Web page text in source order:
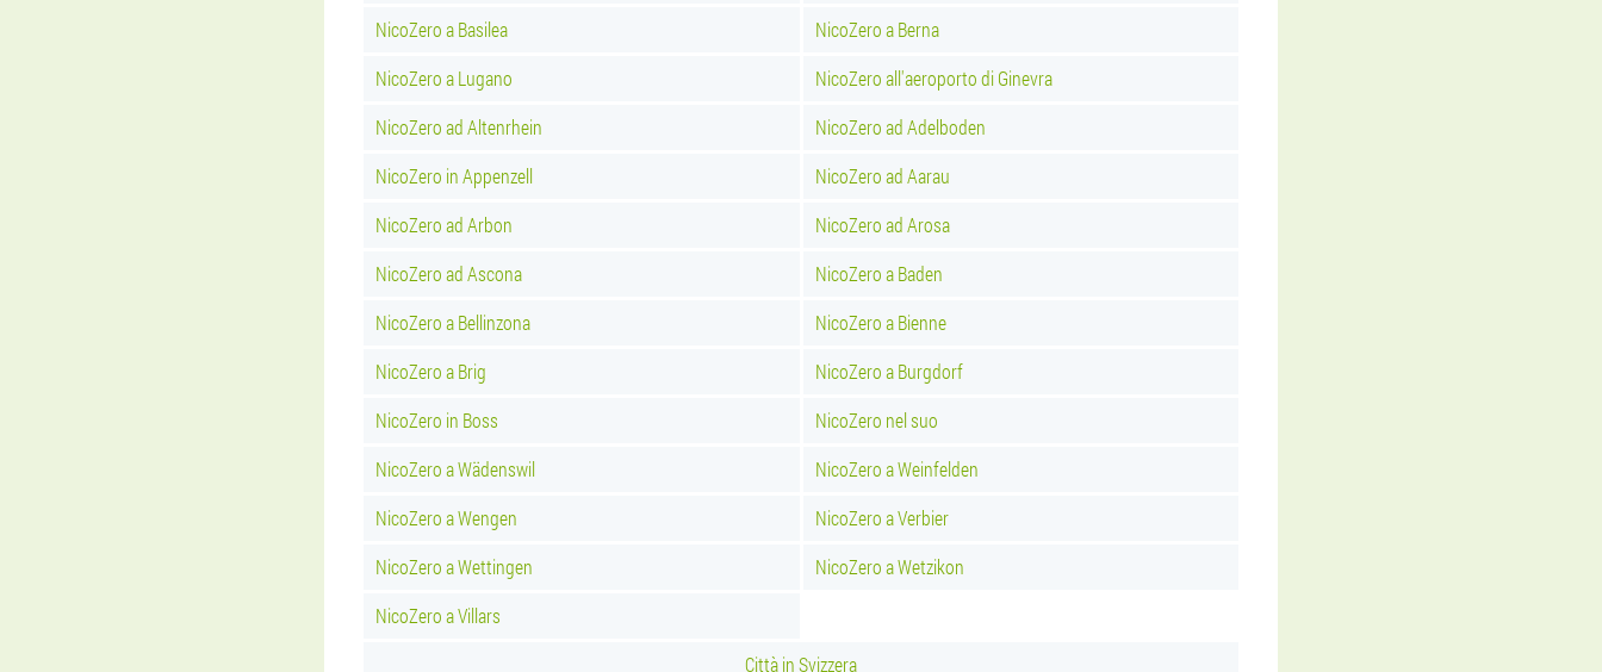
NicoZero a Basilea
NicoZero a Berna
NicoZero a Lugano
NicoZero all'aeroporto di Ginevra
NicoZero ad Altenrhein
NicoZero ad Adelboden
NicoZero in Appenzell
NicoZero ad Aarau
NicoZero ad Arbon
NicoZero ad Arosa
NicoZero ad Ascona
NicoZero a Baden
NicoZero a Bellinzona
NicoZero a Bienne
NicoZero a Brig
NicoZero a Burgdorf
NicoZero in Boss
NicoZero nel suo
NicoZero a Wädenswil
NicoZero a Weinfelden
NicoZero a Wengen
NicoZero a Verbier
NicoZero a Wettingen
NicoZero a Wetzikon
NicoZero a Villars
Città in Svizzera